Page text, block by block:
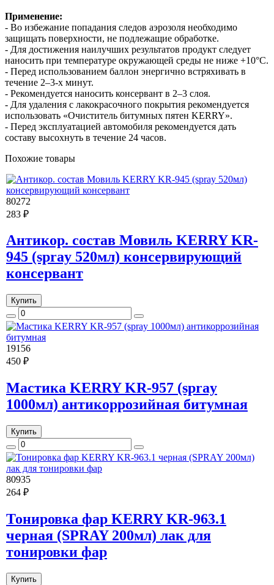
Применение:
- Во избежание попадания следов аэрозоля необходимо
защищать поверхности, не подлежащие обработке.
- Для достижения наилучших результатов продукт следует
наносить при температуре окружающей среды не ниже +10°С.
- Перед использованием баллон энергично встряхивать в
течение 2–3-х минут.
- Рекомендуется наносить консервант в 2–3 слоя.
- Для удаления с лакокрасочного покрытия рекомендуется
использовать «Очиститель битумных пятен KERRY».
- Перед эксплуатацией автомобиля рекомендуется дать
составу высохнуть в течение 24 часов.
Похожие товары
80272
283 ₽
Антикор. состав Мовиль KERRY KR-
945 (spray 520мл) консервирующий
консервант
Купить
19156
450 ₽
Мастика KERRY KR-957 (spray
1000мл) антикоррозийная битумная
Купить
80935
264 ₽
Тонировка фар KERRY KR-963.1
черная (SPRAY 200мл) лак для
тонировки фар
Купить